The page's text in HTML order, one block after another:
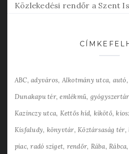
Közlekedési rendőr a Szent
ABC adyváros Alkotmány utca autó
Dunakapu tér emlékmű gyógyszertár
Kazinczy utca Kettős híd kikötő
Kisfaludy könyvtár Köztársaság tér
piac radó sziget rendőr Rába Rábca